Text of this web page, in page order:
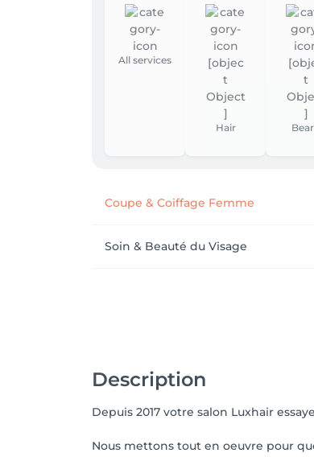
All services
Hair
Coupe & Coiffage Femme
Soin & Beauté du Visage
Description
Depuis 2017 votre salon Luxhair
Nous mettons tout en oeuvre pour